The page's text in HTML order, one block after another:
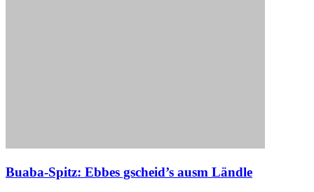
Buaba-Spitz: Ebbes gscheid’s ausm Ländle